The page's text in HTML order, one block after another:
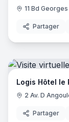
11 Bd
Partager
Logis Hôtel le
2 Av. D
Partager